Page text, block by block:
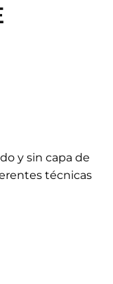
y sin capa de
técnicas